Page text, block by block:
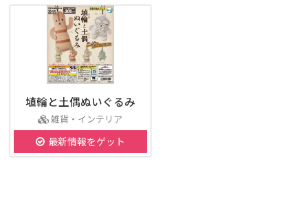
埴輪と土偶ぬいぐるみ
雑貨・インテリア
最新情報をゲット